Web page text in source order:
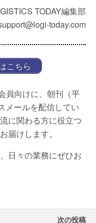
TODAY編集部
today.com
こちら
員向けに、朝刊（平
メールを配信してい
に関わる方に役立つ
届けします。
日々の業務にぜひお
次の投稿